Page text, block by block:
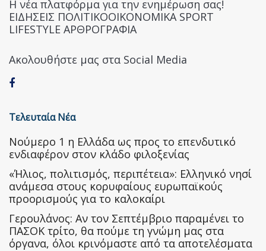
Η νέα πλατφόρμα για την ενημέρωση σας!
ΕΙΔΗΣΕΙΣ ΠΟΛΙΤΙΚΟΟΙΚΟΝΟΜΙΚΑ SPORT
LIFESTYLE ΑΡΘΡΟΓΡΑΦΙΑ
Ακολουθήστε μας στα Social Media
Τελευταία Νέα
Nούμερο 1 η Ελλάδα ως προς το επενδυτικό
ενδιαφέρον στον κλάδο φιλοξενίας
«Ήλιος, πολιτισμός, περιπέτεια»: Ελληνικό νησί
ανάμεσα στους κορυφαίους ευρωπαϊκούς
προορισμούς για το καλοκαίρι
Γερουλάνος: Αν τον Σεπτέμβριο παραμένει το
ΠΑΣΟΚ τρίτο, θα πούμε τη γνώμη μας στα
όργανα, όλοι κρινόμαστε από τα αποτελέσματα